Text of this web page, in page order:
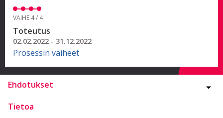
VAIHE 4 / 4
Toteutus
02.02.2022 - 31.12.2022
Prosessin vaiheet
Ehdotukset
Tietoa